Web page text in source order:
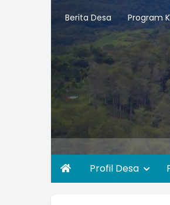
Berita Desa Program
Profil Desa